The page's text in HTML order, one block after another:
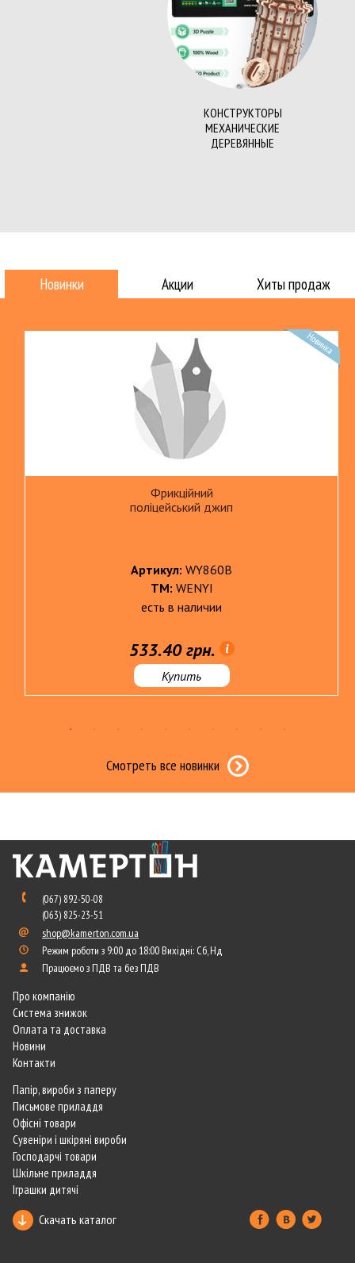
КОНСТРУКТОРЫ
МЕХАНИЧЕСКИЕ
ДЕРЕВЯННЫЕ
Новинки Акции Хиты продаж
Фрикційний
поліцейський джип
Артикул: WY860B
ТМ: WENYI
есть в наличии
533.40 грн.
Купить
Смотреть все новинки
(067) 892-50-08
(063) 825-23-51
shop@kamerton.com.ua
Режим роботи з 9:00 до 18:00 Вихідні: Сб, Нд
Працюємо з ПДВ та без ПДВ
Про компанію
Система знижок
Оплата та доставка
Новини
Контакти
Папір, вироби з паперу
Письмове приладдя
Офісні товари
Сувеніри і шкіряні вироби
Господарчі товари
Шкільне приладдя
Іграшки дитячі
Скачать каталог